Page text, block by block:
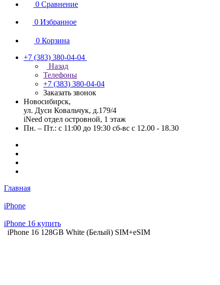
0 Сравнение
0 Избранное
0 Корзина
+7 (383) 380-04-04
Назад
Телефоны
+7 (383) 380-04-04
Заказать звонок
Новосибирск,
ул. Дуси Ковальчук, д.179/4
iNeed отдел островной, 1 этаж
Пн. – Пт.: с 11:00 до 19:30 сб-вс с 12.00 - 18.30
Главная
iPhone
iPhone 16 купить
iPhone 16 128GB White (Белый) SIM+eSIM